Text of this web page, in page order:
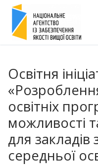
Перейти
вмісту
Освітня
освітніх
можливості
для закладів
середньої